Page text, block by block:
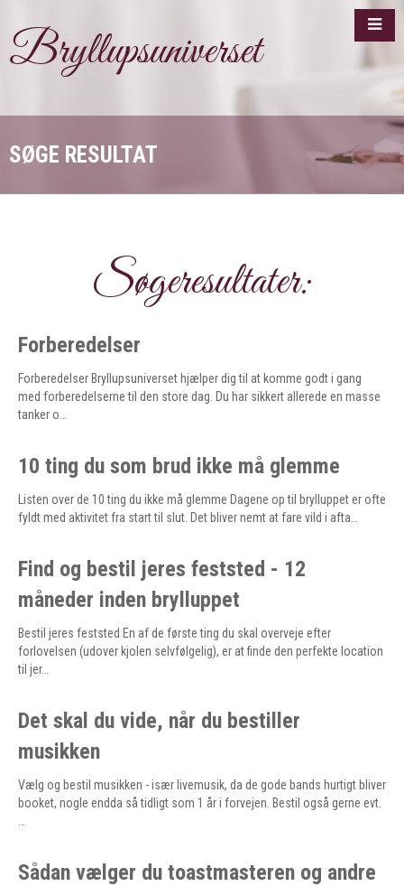
Bryllupsuniverset
SØGE RESULTAT
Søgeresultater:
Forberedelser
Forberedelser Bryllupsuniverset hjælper dig til at komme godt i gang
med forberedelserne til den store dag. Du har sikkert allerede en masse
tanker o…
10 ting du som brud ikke må glemme
Listen over de 10 ting du ikke må glemme Dagene op til brylluppet er ofte
fyldt med aktivitet fra start til slut. Det bliver nemt at fare vild i afta…
Find og bestil jeres feststed - 12
måneder inden brylluppet
Bestil jeres feststed En af de første ting du skal overveje efter
forlovelsen (udover kjolen selvfølgelig), er at finde den perfekte location
til jer…
Det skal du vide, når du bestiller
musikken
Vælg og bestil musikken - især livemusik, da de gode bands hurtigt bliver
booket, nogle endda så tidligt som 1 år i forvejen. Bestil også gerne evt.
Sådan vælger du toastmasteren og andre